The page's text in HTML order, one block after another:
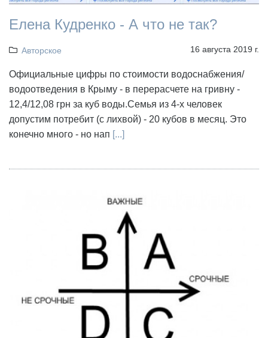
Елена Кудренко - А что не так?
Авторское 16 августа 2019 г.
Официальные цифры по стоимости водоснабжения/
водоотведения в Крыму - в перерасчете на гривну -
12,4/12,08 грн за куб воды.Семья из 4-х человек
допустим потребит (с лихвой) - 20 кубов в месяц. Это
конечно много - но нап [...]